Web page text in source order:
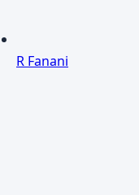
R Fanani